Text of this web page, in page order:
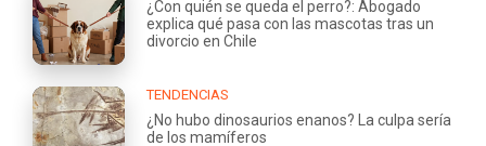
¿Con quién se queda el perro?: Abogado
explica qué pasa con las mascotas tras un
divorcio en Chile
TENDENCIAS
¿No hubo dinosaurios enanos? La culpa sería
de los mamíferos